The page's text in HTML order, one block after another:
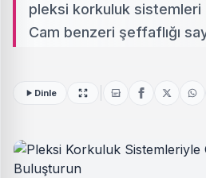
pleksi korkuluk
Cam benzeri şeffaflığı
Dinle